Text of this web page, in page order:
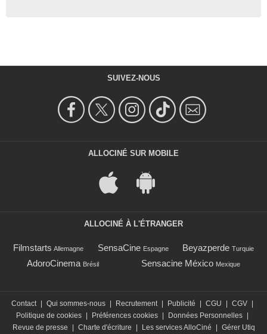
SUIVEZ-NOUS
ALLOCINÉ SUR MOBILE
ALLOCINÉ À L'ÉTRANGER
Filmstarts Allemagne SensaCine Espagne Beyazperde Turquie
AdoroCinema Brésil Sensacine México Mexique
Contact | Qui sommes-nous | Recrutement | Publicité | CGU | CGV |
Politique de cookies | Préférences cookies | Données Personnelles |
Revue de presse
| Charte d'écriture | Les services AlloCiné | Gérer Utiq